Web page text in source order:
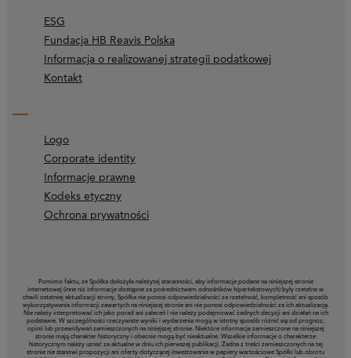
ESG
Fundacja HB Reavis Polska
Informacja o realizowanej strategii podatkowej
Kontakt
Logo
Corporate identity
Informacje prawne
Kodeks etyczny
Ochrona prywatności
Pomimo faktu, że Spółka dołożyła należytej staranności, aby informacje podane na niniejszej stronie
internetowej (inne niż informacje dostępne za pośrednictwem odnośników hipertekstowych) były rzetelne w
chwili ostatniej aktualizacji strony, Spółka nie ponosi odpowiedzialności za rzetelność, kompletność ani sposób
wykorzystywania informacji zawartych na niniejszej stronie ani nie ponosi odpowiedzialności za ich aktualizację.
Nie należy interpretować ich jako porad ani zaleceń i nie należy podejmować żadnych decyzji ani działań na ich
podstawie. W szczególności rzeczywiste wyniki i wydarzenia mogą w istotny sposób różnić się od prognoz,
opinii lub przewidywań zamieszczonych na niniejszej stronie. Niektóre informacje zamieszczone na niniejszej
stronie mają charakter historyczny i obecnie mogą być nieaktualne. Wszelkie informacje o charakterze
historycznym należy uznać za aktualne w dniu ich pierwszej publikacji. Żadna z treści zamieszczonych na tej
stronie nie stanowi propozycji ani oferty dotyczącej inwestowania w papiery wartościowe Spółki lub obrotu